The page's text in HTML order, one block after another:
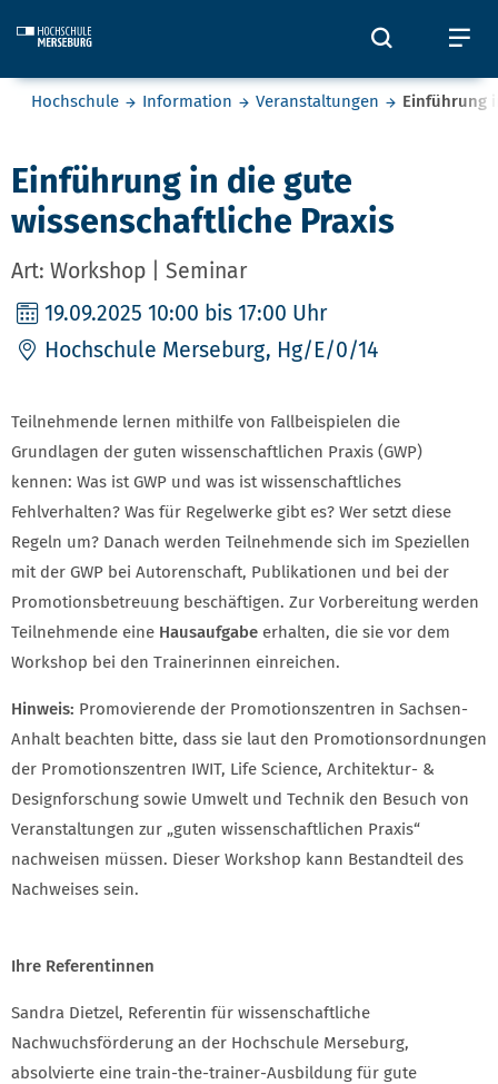
Öffnet
Sie befinden sich hier:
Hochschule Information Veranstaltungen Einführung
Einführung in die gute
wissenschaftliche Praxis
Art: Workshop | Seminar
19.09.2025 10:00 bis 17:00 Uhr
Hochschule Merseburg, Hg/E/0/14
Teilnehmende lernen mithilfe von Fallbeispielen die
Grundlagen der guten wissenschaftlichen Praxis (GWP)
kennen: Was ist GWP und was ist wissenschaftliches
Fehlverhalten? Was für Regelwerke gibt es? Wer setzt diese
Regeln um? Danach werden Teilnehmende sich im Speziellen
mit der GWP bei Autorenschaft, Publikationen und bei der
Promotionsbetreuung beschäftigen. Zur Vorbereitung werden
Teilnehmende eine Hausaufgabe erhalten, die sie vor dem
Workshop bei den Trainerinnen einreichen.
Hinweis: Promovierende der Promotionszentren in Sachsen-
Anhalt beachten bitte, dass sie laut den Promotionsordnungen
der Promotionszentren IWIT, Life Science, Architektur- &
Designforschung sowie Umwelt und Technik den Besuch von
Veranstaltungen zur „guten wissenschaftlichen Praxis“
nachweisen müssen. Dieser Workshop kann Bestandteil des
Nachweises sein.
Ihre Referentinnen
Sandra Dietzel, Referentin für wissenschaftliche
Nachwuchsförderung an der Hochschule Merseburg,
absolvierte eine train-the-trainer-Ausbildung für gute